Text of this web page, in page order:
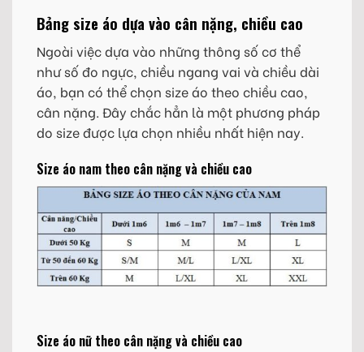
Bảng size áo dựa vào cân nặng, chiều cao
Ngoài việc dựa vào những thông số cơ thể
như số đo ngực, chiều ngang vai và chiều dài
áo, bạn có thể chọn size áo theo chiều cao,
cân nặng. Đây chắc hẳn là một phương pháp
do size được lựa chọn nhiều nhất hiện nay.
Size áo nam theo cân nặng và chiều cao
Size áo nữ theo cân nặng và chiều cao